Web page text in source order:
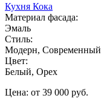
Кухня Кока
Материал фасада:
Эмаль
Стиль:
Модерн, Современный
Цвет:
Белый, Орех
Цена: от 39 000 руб.